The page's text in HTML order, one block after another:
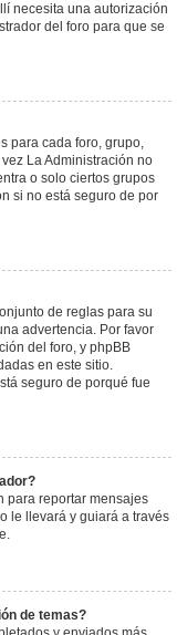
necesita una autorización
del foro para que se
para cada foro, grupo,
La Administración no
o solo ciertos grupos
si no está seguro de por
de reglas para su
advertencia. Por favor
del foro, y phpBB
en este sitio.
seguro de porqué fue
para reportar mensajes
le llevará y guiará a través
de temas?